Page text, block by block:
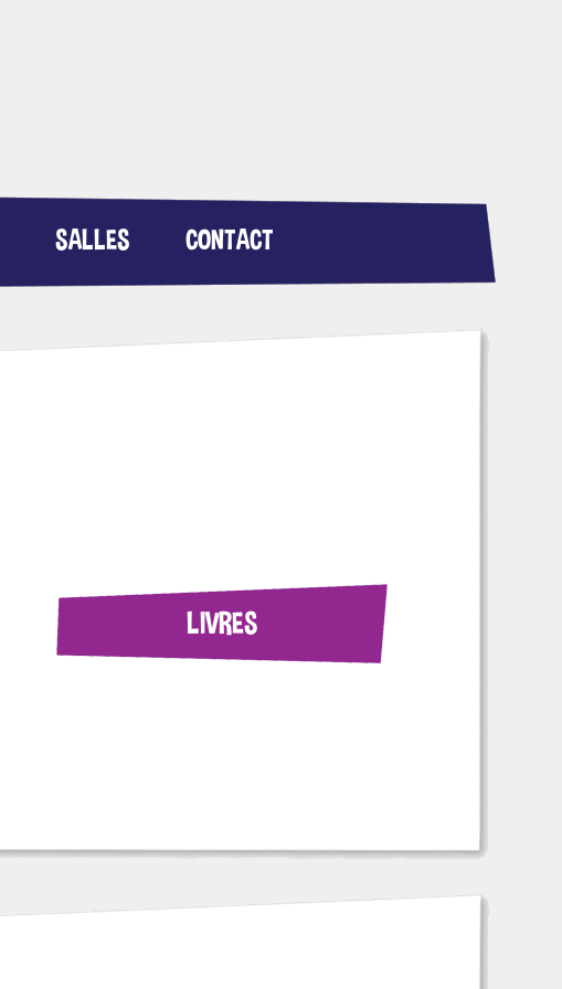
SALLES CONTACT
LIVRES